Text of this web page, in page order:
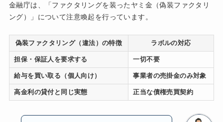
金融庁は、「ファクタリングを装ったヤミ金（偽装ファクタリ
ング）」について注意喚起を行っています。
偽装ファクタリング（違法）の特徴 ラボルの対応
担保・保証人を要求する 一切不要
給与を買い取る（個人向け） 事業者の売掛金のみ対象
高金利の貸付と同じ実態 正当な債権売買契約